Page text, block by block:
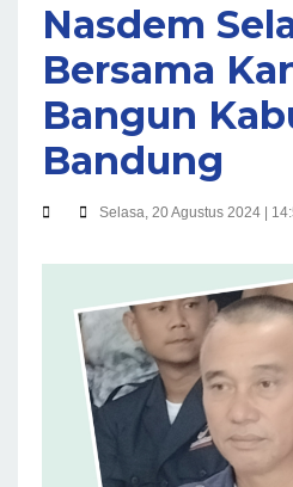
Nasdem
Bersama
Bangun
Bandung
Selasa, 20 Agustus 2024 |